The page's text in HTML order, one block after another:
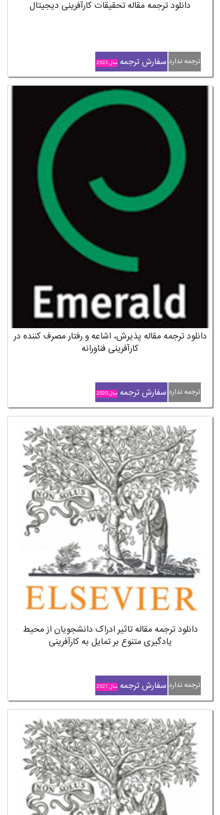
دانلود ترجمه مقاله تحقیقات کارآفرینی دیجیتال
ترجمه ندارد سفارش ترجمه سال 2023
دانلود ترجمه مقاله پذیرش، اشاعه و رفتار مصرف کننده در
کارآفرینی فناورانه
ترجمه ندارد سفارش ترجمه سال 2020
دانلود ترجمه مقاله تاثیر ادراک دانشجویان از محیط
یادگیری متنوع بر تمایل به کارآفرینی
ترجمه ندارد سفارش ترجمه سال 2021